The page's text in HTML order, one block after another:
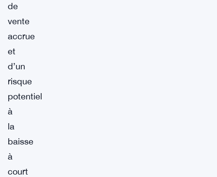
de
vente
accrue
et
d’un
risque
potentiel
à
la
baisse
à
court